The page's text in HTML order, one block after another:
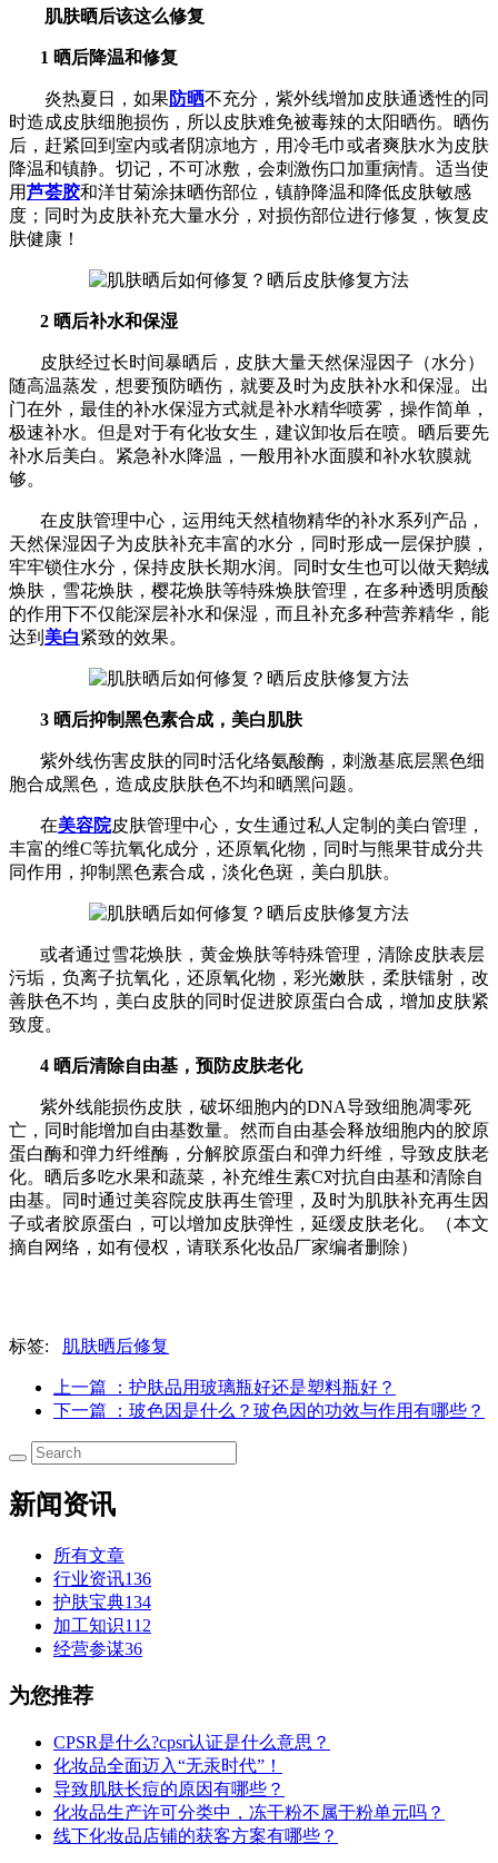
肌肤晒后该这么修复
1 晒后降温和修复
炎热夏日，如果防晒不充分，紫外线增加皮肤通透性的同
时造成皮肤细胞损伤，所以皮肤难免被毒辣的太阳晒伤。 晒伤
后，赶紧回到室内或者阴凉地方，用冷毛巾或者爽肤水为皮肤
降温和镇静。切记，不可冰敷，会刺激伤口加重病情。适当使
用芦荟胶和洋甘菊涂抹晒伤部位，镇静降温和降低皮肤敏感
度；同时为皮肤补充大量水分，对损伤部位进行修复，恢复皮
肤健康！
2 晒后补水和保湿
皮肤经过长时间暴晒后，皮肤大量天然保湿因子（水分）
随高温蒸发，想要预防晒伤，就要及时为皮肤补水和保湿。 出
门在外，最佳的补水保湿方式就是补水精华喷雾，操作简单，
极速补水。但是对于有化妆女生，建议卸妆后在喷。晒后要先
补水后美白。紧急补水降温，一般用补水面膜和补水软膜就
够。
在皮肤管理中心，运用纯天然植物精华的补水系列产品，
天然保湿因子为皮肤补充丰富的水分，同时形成一层保护膜，
牢牢锁住水分，保持皮肤长期水润。
同时女生也可以做天鹅绒
焕肤，雪花焕肤，樱花焕肤等特殊焕肤管理，在多种透明质酸
的作用下不仅能深层补水和保湿，而且补充多种营养精华，能
达到 美白紧致的效果。
3 晒后抑制黑色素合成，美白肌肤
紫外线伤害皮肤的同时活化络氨酸酶，刺激基底层黑色细
胞合成黑色，造成皮肤肤色不均和晒黑问题。
在美容院皮肤管理中心，女生通过私人定制的美白管理，
丰富的维C等抗氧化成分，还原氧化物，同时与熊果苷成分共
同作用，抑制黑色素合成，淡化色斑，美白肌肤。
或者通过雪花焕肤，黄金焕肤等特殊管理，清除皮肤表层
污垢，负离子抗氧化，还原氧化物，彩光嫩肤，柔肤镭射，改
善肤色不均，美白皮肤的同时促进胶原蛋白合成，增加皮肤紧
致度。
4 晒后清除自由基，预防皮肤老化
紫外线能损伤皮肤，破坏细胞内的DNA导致细胞凋零死
亡，同时能增加自由基数量。然而自由基会释放细胞内的胶原
蛋白酶和弹力纤维酶，分解胶原蛋白和弹力纤维，导致皮肤老
化。 晒后多吃水果和蔬菜，补充维生素C对抗自由基和清除自
由基。同时通过美容院皮肤再生管理，及时为肌肤补充再生因
子或者胶原蛋白，可以增加皮肤弹性，延缓皮肤老化。（本文
摘自网络，如有侵权，请联系化妆品厂家编者删除）
标签: 肌肤晒后修复
上一篇
：护肤品用玻璃瓶好还是塑料瓶好？
下一篇
：玻色因是什么？玻色因的功效与作用有哪些？
新闻资讯
所有文章
行业资讯136
护肤宝典134
加工知识112
经营参谋36
为您推荐
CPSR是什么?cpsr认证是什么意思？
化妆品全面迈入“无汞时代”！
导致肌肤长痘的原因有哪些？
化妆品生产许可分类中，冻干粉不属于粉单元吗？
线下化妆品店铺的获客方案有哪些？